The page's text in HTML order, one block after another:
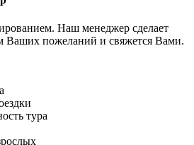
Наш менеджер сделает
Ваших пожеланий и свяжется Вами.
тура